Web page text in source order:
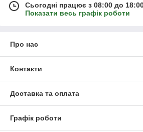
Сьогодні працює з 08:00 до
Показати весь графік роботи
Про нас
Контакти
Доставка та оплата
Графік роботи